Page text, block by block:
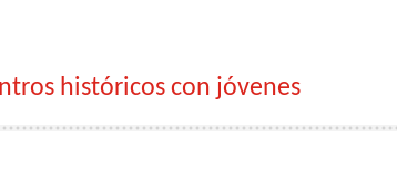
históricos con jóvenes